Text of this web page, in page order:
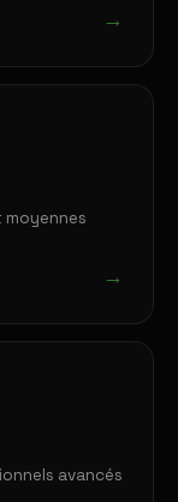
→
→
avancés